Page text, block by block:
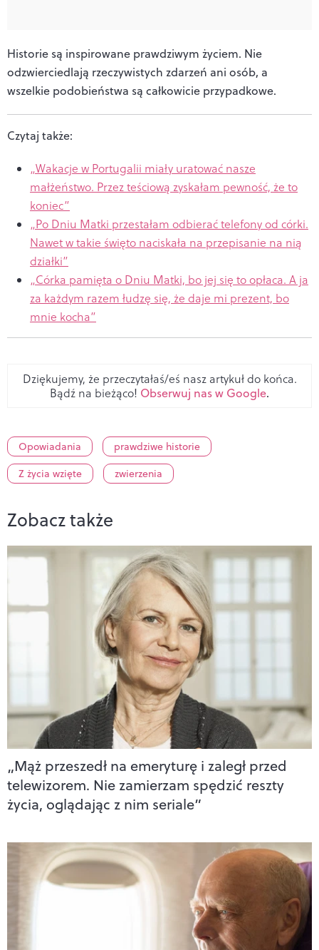
Historie są inspirowane prawdziwym życiem. Nie
odzwierciedlają rzeczywistych zdarzeń ani osób, a
wszelkie podobieństwa są całkowicie przypadkowe.
Czytaj także:
„Wakacje w Portugalii miały uratować nasze
małżeństwo. Przez teściową zyskałam pewność, że to
koniec”
„Po Dniu Matki przestałam odbierać telefony od córki.
Nawet w takie święto naciskała na przepisanie na nią
działki”
„Córka pamięta o Dniu Matki, bo jej się to opłaca. A ja
za każdym razem łudzę się, że daje mi prezent, bo
mnie kocha”
Dziękujemy, że przeczytałaś/eś nasz artykuł do końca.
Bądź na bieżąco! Obserwuj nas w Google.
Opowiadania
prawdziwe historie
Z życia wzięte
zwierzenia
Zobacz także
„Mąż przeszedł na emeryturę i zaległ przed
telewizorem. Nie zamierzam spędzić reszty
życia, oglądając z nim seriale”